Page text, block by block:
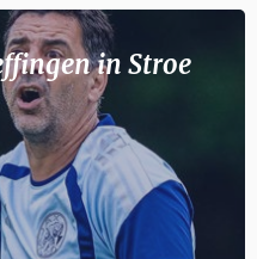
in Stroe